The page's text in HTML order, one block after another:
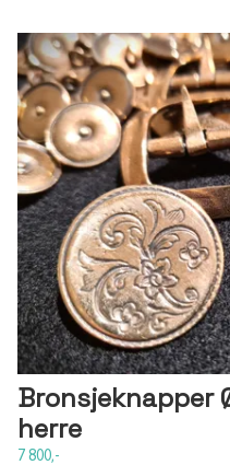
Bronsjeknapper
herre
7 800,-